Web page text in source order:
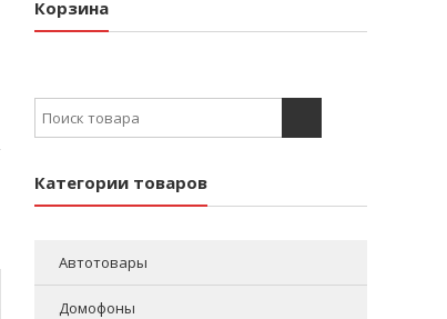
Корзина
Search for:
Категории товаров
Автотовары
Домофоны